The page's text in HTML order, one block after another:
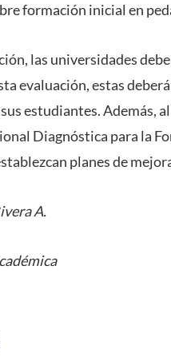
formación inicial en
las universidades
evaluación, estas
estudiantes. Además,
Diagnóstica para la
planes de
A.